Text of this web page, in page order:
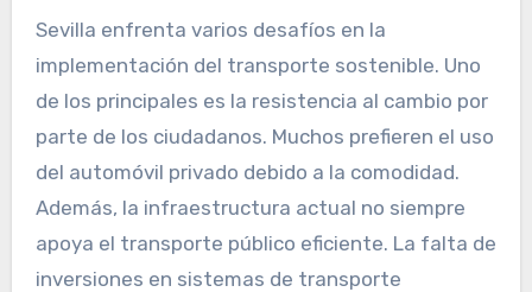
Sevilla enfrenta varios desafíos en la
implementación del transporte sostenible. Uno
de los principales es la resistencia al cambio por
parte de los ciudadanos. Muchos prefieren el uso
del automóvil privado debido a la comodidad.
Además, la infraestructura actual no siempre
apoya el transporte público eficiente. La falta de
inversiones en sistemas de transporte